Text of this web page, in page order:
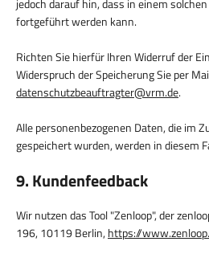
fortgeführt werden kann.
Richten Sie hierfür Ihren Widerruf der
Widerspruch der Speicherung Sie per
datenschutzbeauftragter@vrm.de.
Alle personenbezogenen Daten, die im
gespeichert wurden, werden in diesem
9. Kundenfeedback
Wir nutzen das Tool "Zenloop", der
196, 10119 Berlin, https://